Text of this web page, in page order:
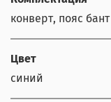
конверт, пояс бант
Цвет
синий